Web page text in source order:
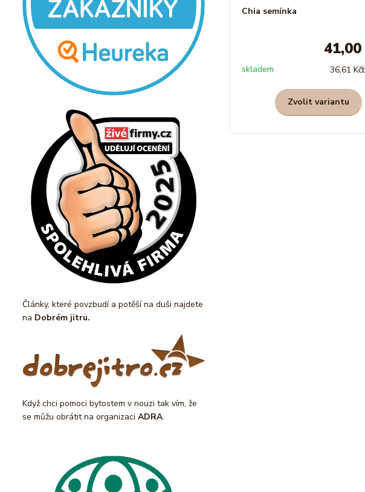
Chia semínka
36,61 Kč
skladem
Zvolit variantu
Články, které povzbudí a potěší na duši najdete
na Dobrém jitru.
Když chci pomoci bytostem v nouzi tak vím, že
se můžu obrátit na organizaci ADRA.